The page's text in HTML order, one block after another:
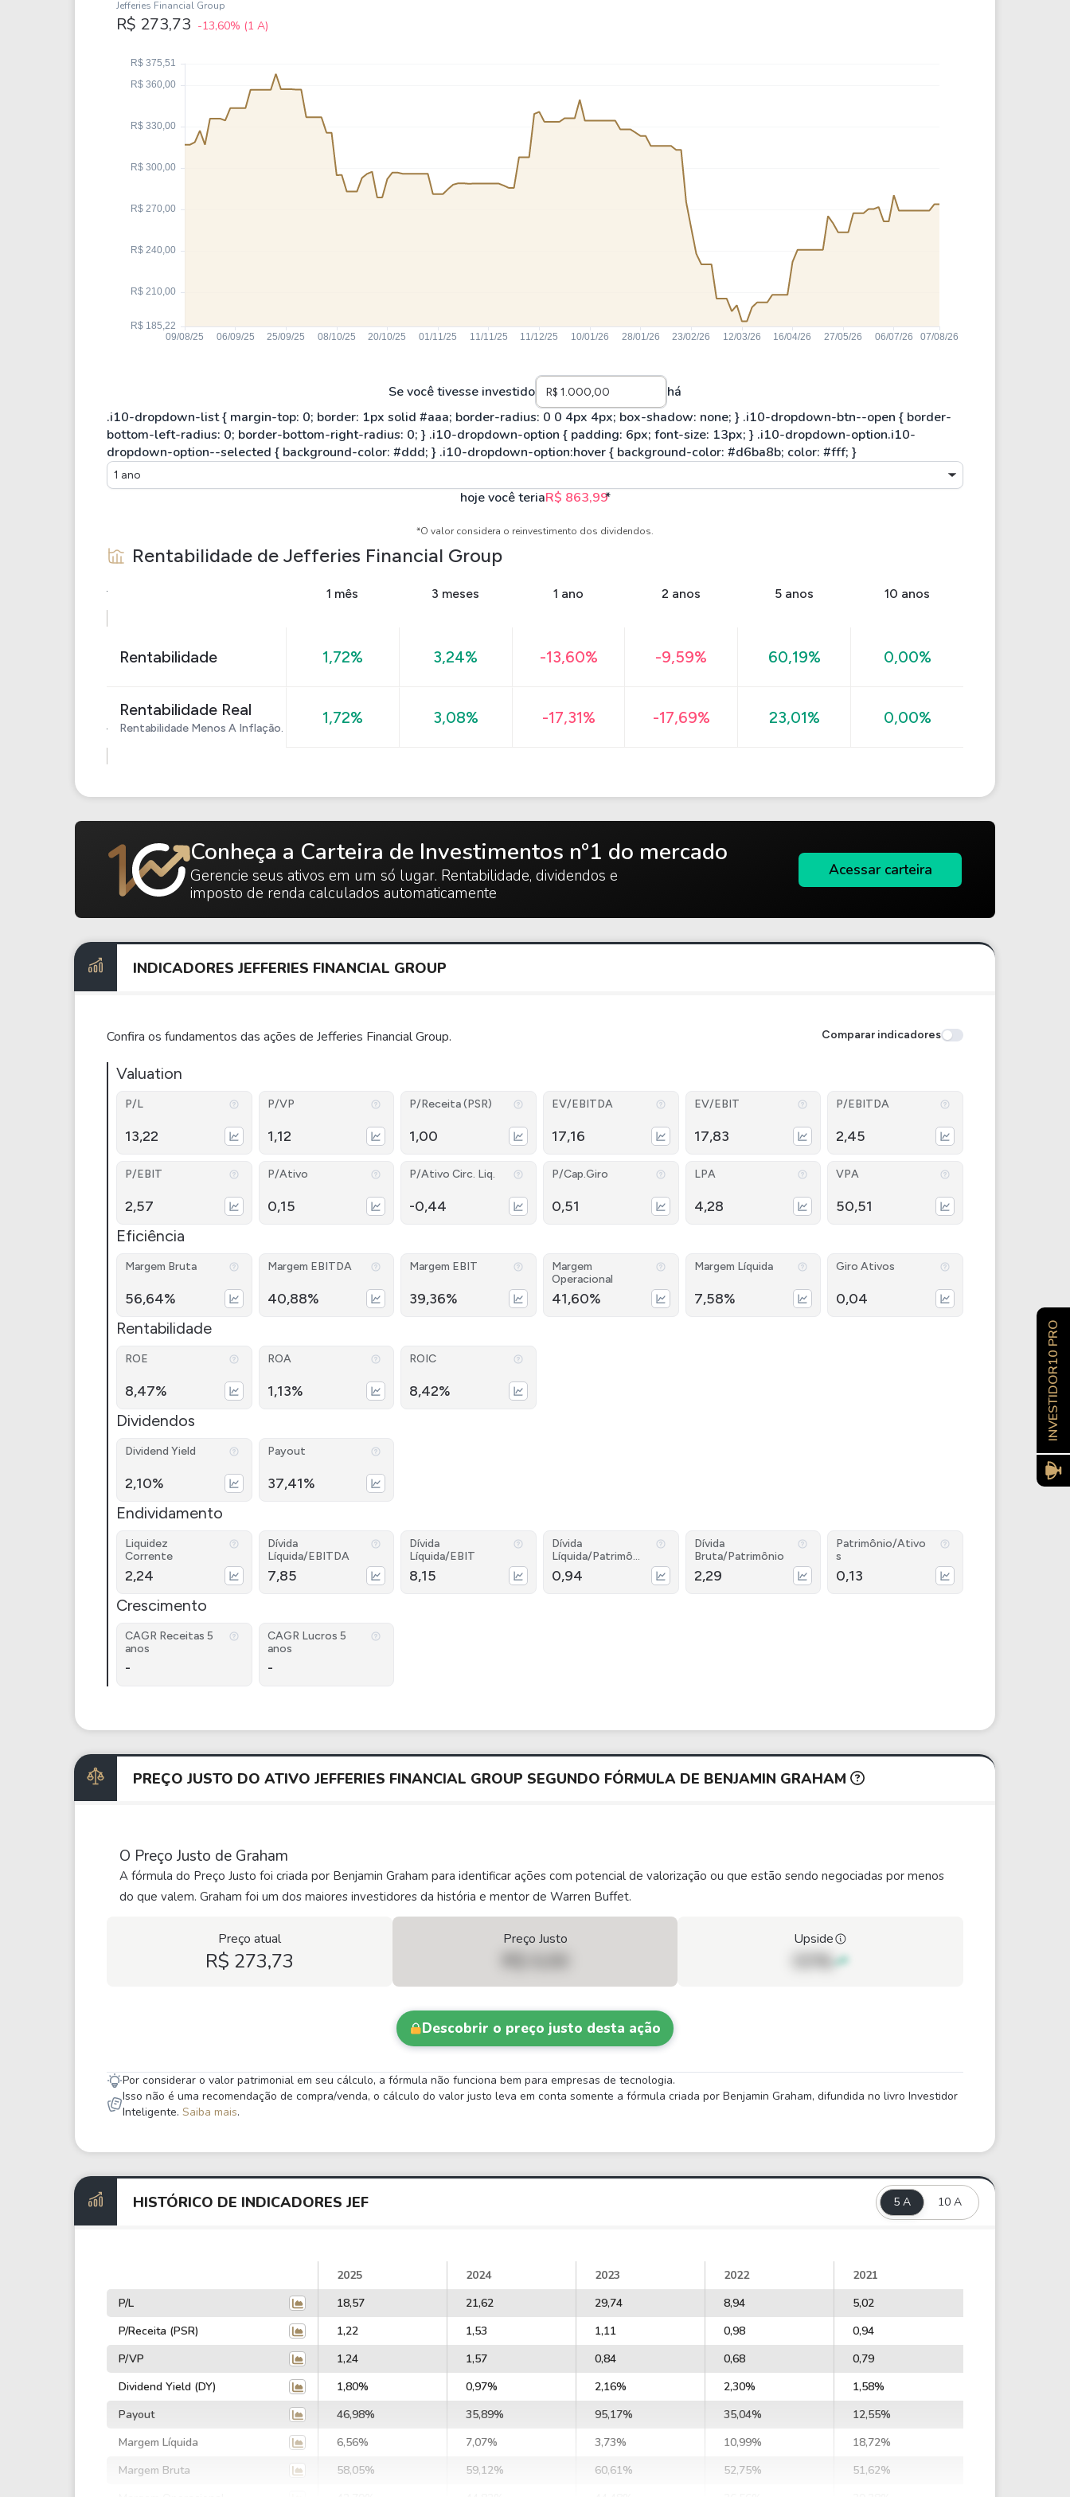
Klabin
Ver todos
KNRI11
Ver todos
Jefferies Financial Group
R$ 273,73 -13,60% (1 A)
Se você tivesse investido há
1 ano
hoje você teriaR$ 863,99*
*O valor considera o reinvestimento dos dividendos.
Rentabilidade de Jefferies Financial Group
1 mês 3 meses 1 ano 2 anos 5 anos 10 anos
Rentabilidade 1,72% 3,24% -13,60% -9,59% 60,19% 0,00%
Rentabilidade Real
Rentabilidade Menos A Inflação.
1,72% 3,08% -17,31% -17,69% 23,01% 0,00%
Conheça a Carteira de Investimentos nº1 do mercado
Gerencie seus ativos em um só lugar. Rentabilidade, dividendos e
imposto de renda calculados automaticamente
Acessar carteira
INDICADORES JEFFERIES FINANCIAL GROUP
Confira os fundamentos das ações de Jefferies Financial Group. Comparar indicadores
Valuation
P/L
13,22
P/VP
1,12
P/Receita (PSR)
1,00
EV/EBITDA
17,16
EV/EBIT
17,83
P/EBITDA
2,45
P/EBIT
2,57
P/Ativo
0,15
P/Ativo Circ. Liq.
-0,44
P/Cap.Giro
0,51
LPA
4,28
VPA
50,51
Eficiência
Margem Bruta
56,64%
Margem EBITDA
40,88%
Margem EBIT
39,36%
Margem
Operacional
41,60%
Margem Líquida
7,58%
Giro Ativos
0,04
Rentabilidade
ROE
8,47%
ROA
1,13%
ROIC
8,42%
Dividendos
Dividend Yield
2,10%
Payout
37,41%
Endividamento
Liquidez
Corrente
2,24
Dívida
Líquida/EBITDA
7,85
Dívida
Líquida/EBIT
8,15
Dívida
Líquida/Patrimôni
o
0,94
Dívida
Bruta/Patrimônio
2,29
Patrimônio/Ativo
s
0,13
Crescimento
CAGR Receitas 5
anos
-
CAGR Lucros 5
anos
-
PREÇO JUSTO DO ATIVO JEFFERIES FINANCIAL GROUP SEGUNDO FÓRMULA DE BENJAMIN GRAHAM
O Preço Justo de Graham
A fórmula do Preço Justo foi criada por Benjamin Graham para identificar ações com potencial de valorização ou que estão sendo negociadas por menos
do que valem. Graham foi um dos maiores investidores da história e mentor de Warren Buffet.
Preço atual
R$ 273,73
Preço Justo Upside
00%
Descobrir o preço justo desta ação
Por considerar o valor patrimonial em seu cálculo, a fórmula não funciona bem para empresas de tecnologia.
Isso não é uma recomendação de compra/venda, o cálculo do valor justo leva em conta somente a fórmula criada por Benjamin Graham, difundida no livro Investidor
Inteligente. Saiba mais.
HISTÓRICO DE INDICADORES JEF 5 A 10 A
2025 2024 2023 2022
2021
P/L
18,57 21,62 29,74 8,94
5,02
P/Receita (PSR)
1,22 1,53 1,11 0,98
0,94
P/VP
1,24 1,57 0,84 0,68
0,79
Dividend Yield (DY)
1,80% 0,97% 2,16% 2,30%
1,58%
Payout
46,98% 35,89% 95,17% 35,04%
12,55%
Margem Líquida
6,56% 7,07% 3,73% 10,99%
18,72%
Margem Bruta
58,05% 59,12% 60,61% 52,75%
51,62%
INVESTIDOR10 PRO